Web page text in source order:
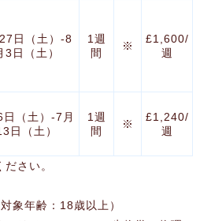
日（土）-8
3日（土）
1週
間
※
£1,600/
週
日（土）-7月
日（土）
1週
間
※
£1,240/
週
さい。
対象年齢：18歳以上）